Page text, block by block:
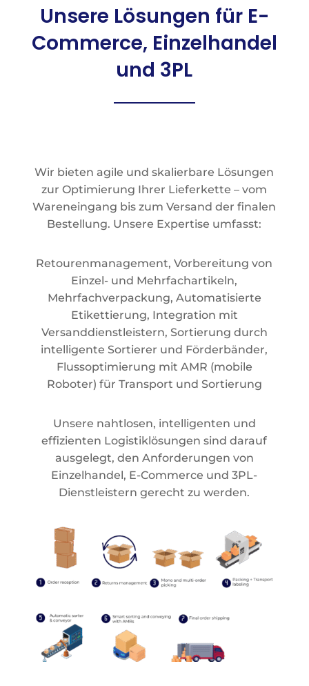
Unsere Lösungen für E-
Commerce, Einzelhandel
und 3PL
Wir bieten agile und skalierbare Lösungen
zur Optimierung Ihrer Lieferkette – vom
Wareneingang bis zum Versand der finalen
Bestellung. Unsere Expertise umfasst:
Retourenmanagement, Vorbereitung von
Einzel- und Mehrfachartikeln,
Mehrfachverpackung, Automatisierte
Etikettierung, Integration mit
Versanddienstleistern, Sortierung durch
intelligente Sortierer und Förderbänder,
Flussoptimierung mit AMR (mobile
Roboter) für Transport und Sortierung
Unsere nahtlosen, intelligenten und
effizienten Logistiklösungen sind darauf
ausgelegt, den Anforderungen von
Einzelhandel, E-Commerce und 3PL-
Dienstleistern gerecht zu werden.